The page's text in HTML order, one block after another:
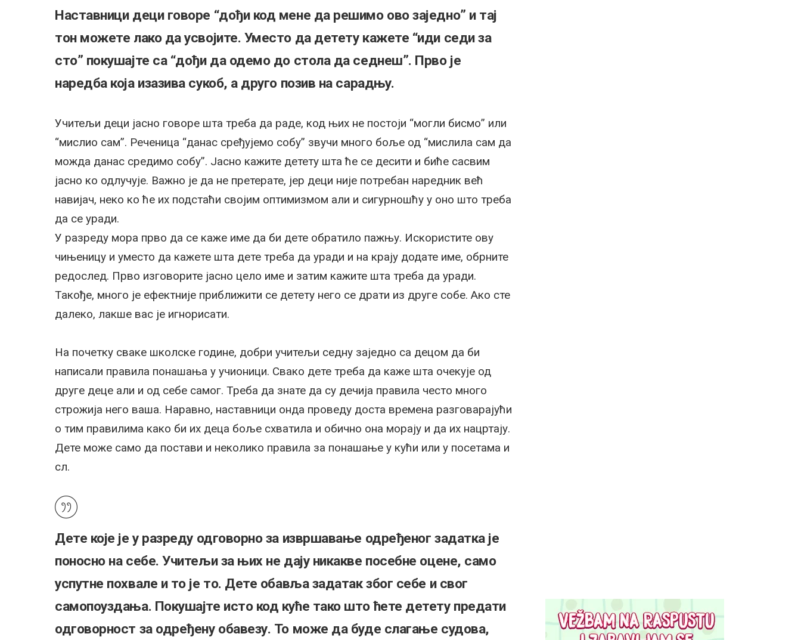
Наставници деци говоре “дођи код мене да решимо ово заједно” и тај
тон можете лако да усвојите. Уместо да детету кажете “иди седи за
сто” покушајте са “дођи да одемо до стола да седнеш”. Прво је
наредба која изазива сукоб, а друго позив на сарадњу.
Учитељи деци јасно говоре шта треба да раде, код њих не постоји “могли бисмо” или
“мислио сам”. Реченица “данас сређујемо собу” звучи много боље од “мислила сам да
можда данас средимо собу”. Јасно кажите детету шта ће се десити и биће сасвим
јасно ко одлучује. Важно је да не претерате, јер деци није потребан наредник већ
навијач, неко ко ће их подстаћи својим оптимизмом али и сигурношћу у оно што треба
да се уради.
У разреду мора прво да се каже име да би дете обратило пажњу. Искористите ову
чињеницу и уместо да кажете шта дете треба да уради и на крају додате име, обрните
редослед. Прво изговорите јасно цело име и затим кажите шта треба да уради.
Такође, много је ефектније приближити се детету него се драти из друге собе. Ако сте
далеко, лакше вас је игнорисати.
На почетку сваке школске године, добри учитељи седну заједно са децом да би
написали правила понашања у учионици. Свако дете треба да каже шта очекује од
друге деце али и од себе самог. Треба да знате да су дечија правила често много
строжија него ваша. Наравно, наставници онда проведу доста времена разговарајући
о тим правилима како би их деца боље схватила и обично она морају и да их нацртају.
Дете може само да постави и неколико правила за понашање у кући или у посетама и
сл.
Дете које је у разреду одговорно за извршавање одређеног задатка је
поносно на себе. Учитељи за њих не дају никакве посебне оцене, само
успутне похвале и то је то. Дете обавља задатак због себе и свог
самопоуздања. Покушајте исто код куће тако што ћете детету предати
одговорност за одређену обавезу. То може да буде слагање судова,